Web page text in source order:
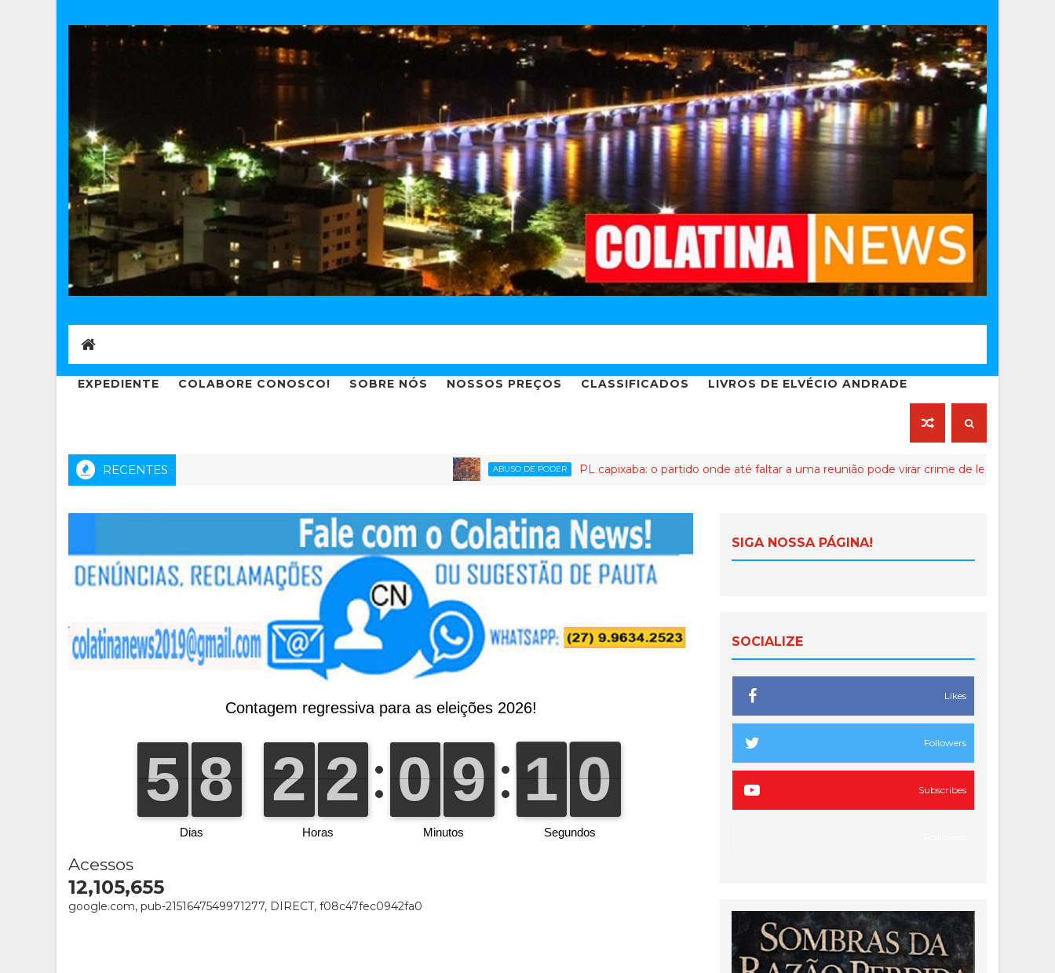
EXPEDIENTE COLABORE CONOSCO! SOBRE NÓS NOSSOS PREÇOS CLASSIFICADOS LIVROS DE ELVÉCIO ANDRADE
RECENTES ABUSO DE PODER PL capixaba: o partido onde até faltar a uma reunião pode virar crime de lesa-Malta
Acessos
12,105,655
google.com, pub-2151647549971277, DIRECT, f08c47fec0942fa0
SIGA NOSSA PÁGINA!
SOCIALIZE
Likes
Followers
Subscribes